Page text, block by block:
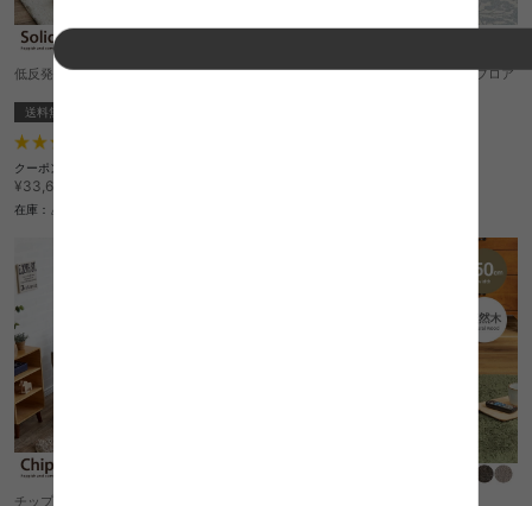
低反発2人掛けローソファー SOLID
送料無料
クーポン利用で
¥33,680→
在庫：△
Flex Sofa リクライニング機能付きフロア
チップカウチエレガンス